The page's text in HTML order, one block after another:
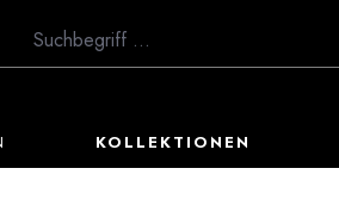
KOLLEKTIONEN